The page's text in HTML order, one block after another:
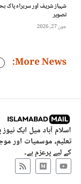
شہباز شریف اور سربراہ پاک
تصویر
جون 27, 2026
More News:
اسلام آباد میل ایک
تعلیم، موسمیات اور
کے لیے پرعزم ہے۔